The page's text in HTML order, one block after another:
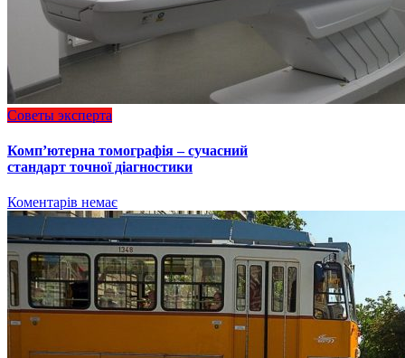
Советы эксперта
Комп’ютерна томографія – сучасний
стандарт точної діагностики
Коментарів немає